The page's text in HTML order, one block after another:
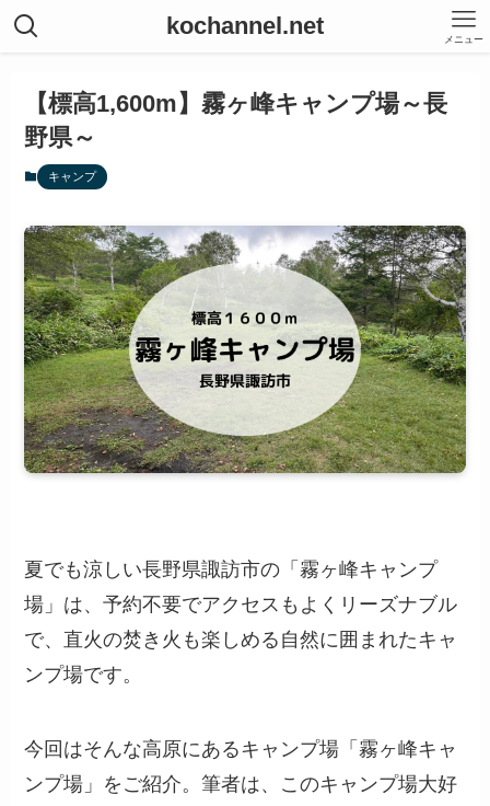
kochannel.net メニュー
【標高1,600m】霧ヶ峰キャンプ場～長
野県～
キャンプ
夏でも涼しい長野県諏訪市の「霧ヶ峰キャンプ
場」は、予約不要でアクセスもよくリーズナブル
で、直火の焚き火も楽しめる自然に囲まれたキャ
ンプ場です。
今回はそんな高原にあるキャンプ場「霧ヶ峰キャ
ンプ場」をご紹介。筆者は、このキャンプ場大好